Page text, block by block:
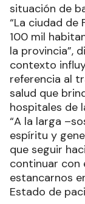
situación de
“La ciudad de
100 mil
la provincia”,
contexto
referencia al
salud que
hospitales de
“A la larga
espíritu y
que seguir
continuar con
estancarnos
Estado de